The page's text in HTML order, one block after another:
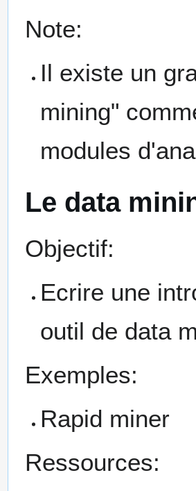
Note:
Il existe un
mining"
modules
Le data
Objectif:
Ecrire une
outil de data
Exemples:
Rapid miner
Ressources: